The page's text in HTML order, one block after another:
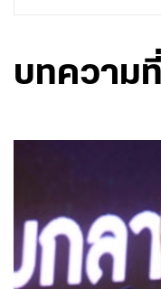
บทความ